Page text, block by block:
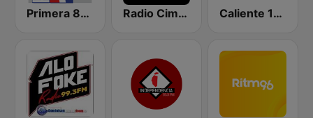
Primera 88.1 FM Radio Cima 100.5 FM Caliente 104.1 FM